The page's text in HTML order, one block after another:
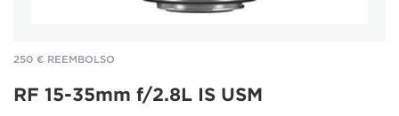
250 € REEMBOLSO
RF 15-35mm f/2.8L IS USM